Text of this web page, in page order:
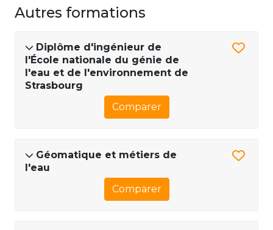
Autres formations
Diplôme d'ingénieur de
l'École nationale du génie de
l'eau et de l'environnement de
Strasbourg
Comparer
Géomatique et métiers de
l'eau
Comparer